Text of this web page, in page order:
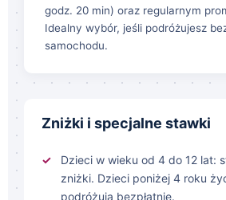
godz. 20 min) oraz regularnym
Idealny wybór, jeśli podróżujesz
samochodu.
Zniżki i specjalne stawki
Dzieci w wieku od 4 do 12 lat:
zniżki. Dzieci poniżej 4 roku
podróżują bezpłatnie.